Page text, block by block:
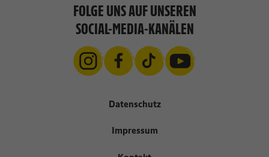
FOLGE UNS AUF UNSEREN
SOCIAL-MEDIA-KANÄLEN
Datenschutz
Impressum